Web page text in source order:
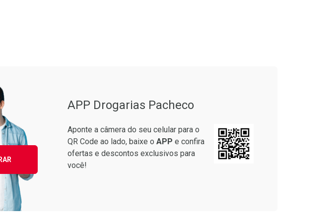
ofertas:
APP Drogarias Pacheco
Aponte a câmera do seu celular para o
QR Code ao lado, baixe o APP e confira
ofertas e descontos exclusivos para
você!